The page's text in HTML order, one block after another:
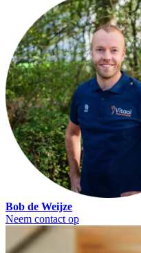
Bob de Weijze
Neem contact op